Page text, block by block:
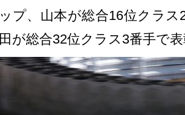
ップ、山本が総合16位クラ
田が総合32位クラス3番手で